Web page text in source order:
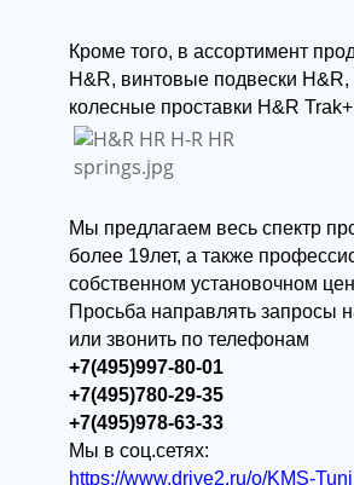
Кроме того, в ассортимент
H&R, винтовые подвески
колесные проставки H&R
Мы предлагаем весь спектр
более 19лет, а также
собственном установочном
Просьба направлять запросы
или звонить по телефонам
+7(495)997-80-01
+7(495)780-29-35
+7(495)978-63-33
Мы в соц.сетях:
https://www.drive2.ru/o/KMS-